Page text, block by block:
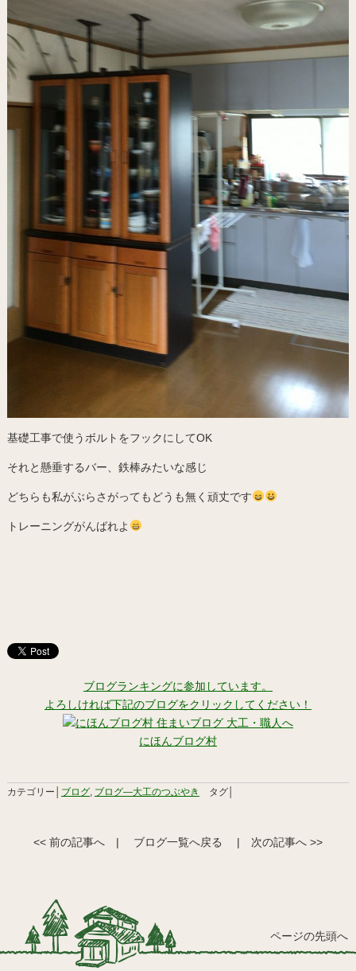
基礎工事で使うボルトをフックにしてOK
それと懸垂するバー、鉄棒みたいな感じ
どちらも私がぶらさがってもどうも無く頑丈です
トレーニングがんばれよ
ブログランキングに参加しています。
よろしければ下記のブログをクリックしてください！
にほんブログ村
カテゴリー│ ブログ, ブログ―大工のつぶやき タグ│
<< 前の記事へ | ブログ一覧へ戻る | 次の記事へ >>
ページの先頭へ